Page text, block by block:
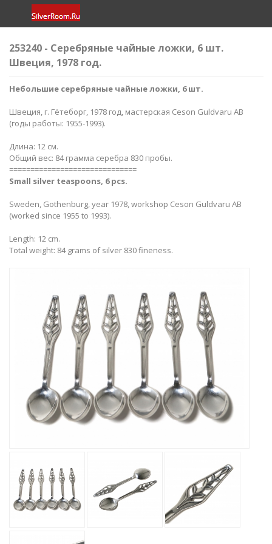
253240 - Cеребряные чайные ложки, 6 шт.
Швеция, 1978 год.
Небольшие серебряные чайные ложки, 6 шт.
Швеция, г. Гётеборг, 1978 год, мастерская Ceson Guldvaru AB
(годы работы: 1955-1993).
Длина: 12 см.
Общий вес: 84 грамма серебра 830 пробы.
==============================
Small silver teaspoons, 6 pcs.
Sweden, Gothenburg, year 1978, workshop Ceson Guldvaru AB
(worked since 1955 to 1993).
Length: 12 cm.
Total weight: 84 grams of silver 830 fineness.